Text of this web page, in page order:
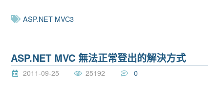
ASP.NET MVC3
ASP.NET MVC 無法正常登出的解決方式
2011-09-25 25192 0